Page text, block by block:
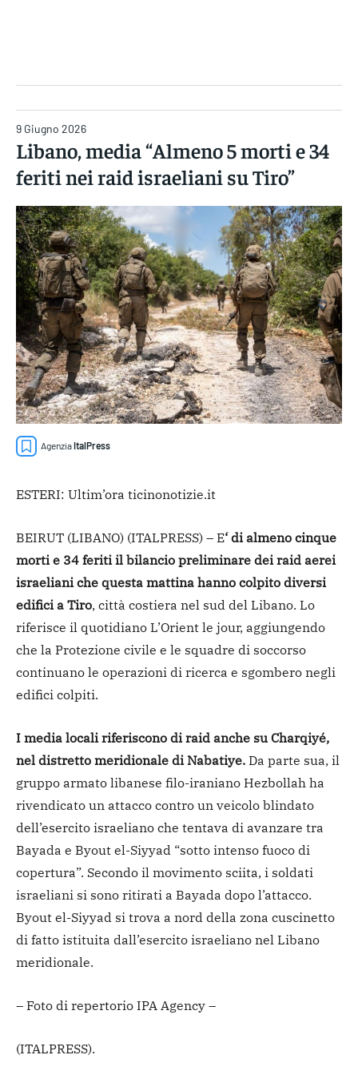
9 Giugno 2026
Libano, media “Almeno 5 morti e 34
feriti nei raid israeliani su Tiro”
AgenziaItalPress
ESTERI: Ultim’ora ticinonotizie.it
BEIRUT (LIBANO) (ITALPRESS) – E‘ di almeno cinque
morti e 34 feriti il bilancio preliminare dei raid aerei
israeliani che questa mattina hanno colpito diversi
edifici a Tiro, città costiera nel sud del Libano. Lo
riferisce il quotidiano L’Orient le jour, aggiungendo
che la Protezione civile e le squadre di soccorso
continuano le operazioni di ricerca e sgombero negli
edifici colpiti.
I media locali riferiscono di raid anche su Charqiyé,
nel distretto meridionale di Nabatiye. Da parte sua, il
gruppo armato libanese filo-iraniano Hezbollah ha
rivendicato un attacco contro un veicolo blindato
dell’esercito israeliano che tentava di avanzare tra
Bayada e Byout el-Siyyad “sotto intenso fuoco di
copertura”. Secondo il movimento sciita, i soldati
israeliani si sono ritirati a Bayada dopo l’attacco.
Byout el-Siyyad si trova a nord della zona cuscinetto
di fatto istituita dall’esercito israeliano nel Libano
meridionale.
– Foto di repertorio IPA Agency –
(ITALPRESS).